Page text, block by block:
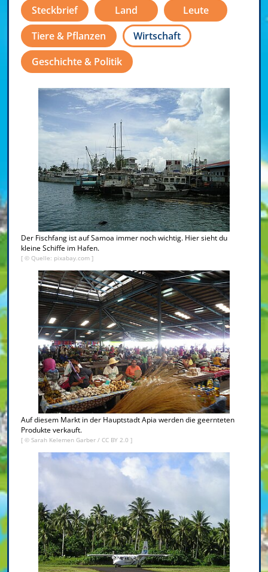
Steckbrief Land
Leute
Tiere & Pflanzen
Wirtschaft
Geschichte & Politik
Der Fischfang ist auf Samoa immer noch wichtig. Hier sieht du
kleine Schiffe im Hafen.
[ © Quelle: pixabay.com ]
Auf diesem Markt in der Hauptstadt Apia werden die geernteten
Produkte verkauft.
[ © Sarah Kelemen Garber / CC BY 2.0 ]